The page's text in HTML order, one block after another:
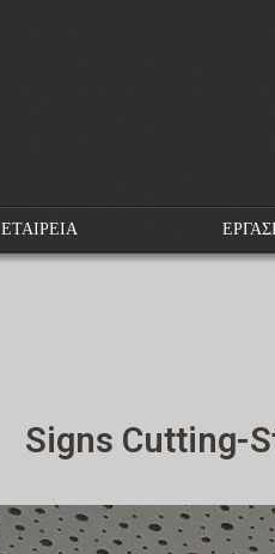
ΕΤΑΙΡΕΙΑ
Signs Cutting-